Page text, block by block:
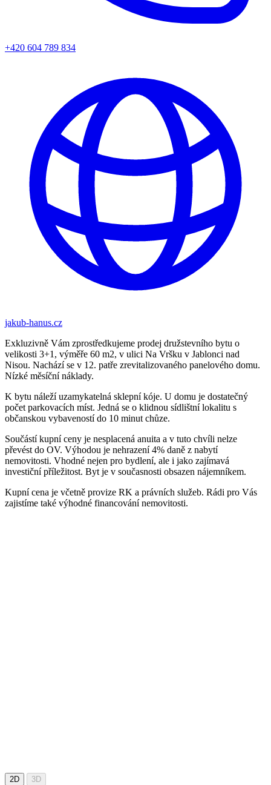
+420 604 789 834
jakub-hanus.cz
Exkluzivně Vám zprostředkujeme prodej družstevního bytu o
velikosti 3+1, výměře 60 m2, v ulici Na Vršku v Jablonci nad
Nisou. Nachází se v 12. patře zrevitalizovaného panelového domu.
Nízké měsíční náklady.
K bytu náleží uzamykatelná sklepní kóje. U domu je dostatečný
počet parkovacích míst. Jedná se o klidnou sídlištní lokalitu s
občanskou vybaveností do 10 minut chůze.
Součástí kupní ceny je nesplacená anuita a v tuto chvíli nelze
převést do OV. Výhodou je nehrazení 4% daně z nabytí
nemovitosti. Vhodné nejen pro bydlení, ale i jako zajímavá
investiční příležitost. Byt je v současnosti obsazen nájemníkem.
Kupní cena je včetně provize RK a právních služeb. Rádi pro Vás
zajistíme také výhodné financování nemovitosti.
2D 3D